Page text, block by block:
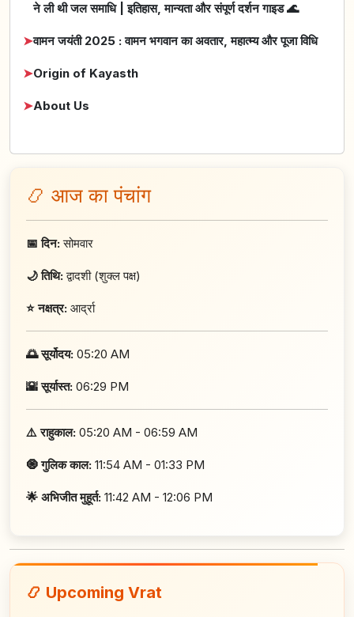
ने ली थी जल समाधि | इतिहास, मान्यता और संपूर्ण दर्शन गाइड 🌊
➤वामन जयंती 2025 : वामन भगवान का अवतार, महात्म्य और पूजा विधि
➤Origin of Kayasth
➤About Us
📿 आज का पंचांग
📅 दिन:सोमवार
🌙 तिथि:द्वादशी (शुक्ल पक्ष)
⭐ नक्षत्र: आर्द्रा
🌅 सूर्योदय: 05:20 AM
🌇 सूर्यास्त: 06:29 PM
⚠️ राहुकाल: 05:20 AM - 06:59 AM
🧿 गुलिक काल: 11:54 AM - 01:33 PM
🌟 अभिजीत मुहूर्त: 11:42 AM - 12:06 PM
📿 Upcoming Vrat